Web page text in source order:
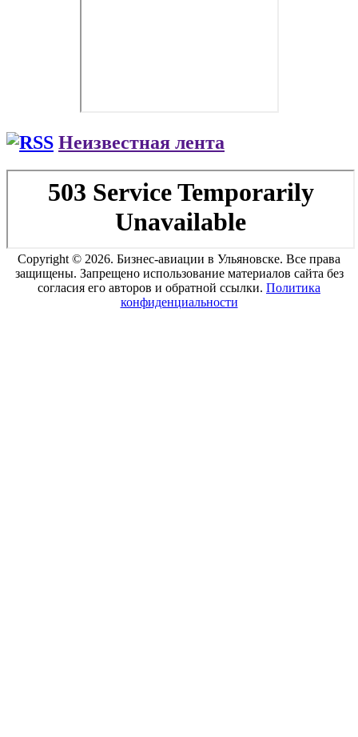
Неизвестная лента
Copyright © 2026. Бизнес-авиации в Ульяновске. Все права
защищены. Запрещено использование материалов сайта без
согласия его авторов и обратной ссылки. Политика
конфиденциальности